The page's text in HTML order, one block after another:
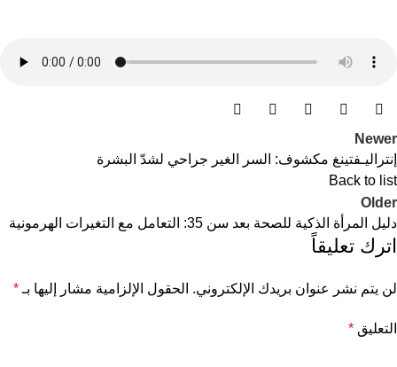
Newer
إنتراليـفتينغ مكشوف: السر الغير جراحي لشدّ البشرة
Back to list
Older
دليل المرأة الذكية للصحة بعد سن 35: التعامل مع التغيرات الهرمونية
اترك تعليقاً
لن يتم نشر عنوان بريدك الإلكتروني. الحقول الإلزامية مشار إليها بـ *
التعليق *